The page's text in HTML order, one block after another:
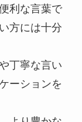
利な言葉で
方には十分
丁寧な言い
ーションを